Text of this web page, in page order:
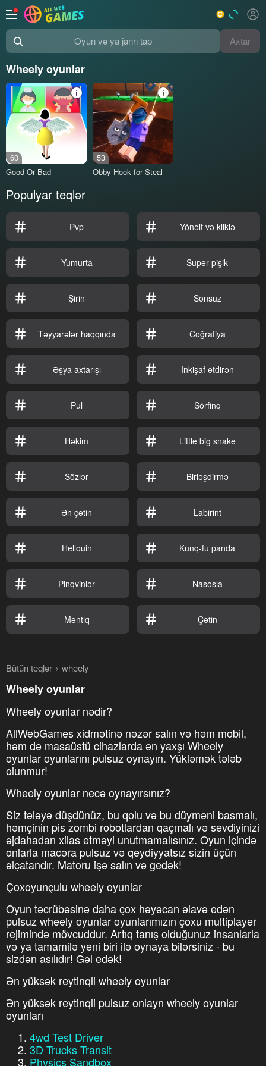
Oyun və ya janrı tap Axtar
Wheely oyunlar
60
Good Or Bad
53
Obby Hook for Steal
Populyar teqlər
Pvp Yönəlt və kliklə
Yumurta Super pişik
Şirin Sonsuz
Təyyarələr haqqında Coğrafiya
Əşya axtarışı Inkişaf etdirən
Pul Sörfinq
Həkim Little big snake
Sözlər Birləşdirmə
Ən çətin Labirint
Hellouin Kunq-fu panda
Pinqvinlər Nasosla
Məntiq Çətin
Bütün teqlər wheely
Wheely oyunlar
Wheely oyunlar nədir?
AllWebGames xidmətinə nəzər salın və həm mobil,
həm də masaüstü cihazlarda ən yaxşı Wheely
oyunlar oyunlarını pulsuz oynayın. Yükləmək tələb
olunmur!
Wheely oyunlar necə oynayırsınız?
Siz tələyə düşdünüz, bu qolu və bu düyməni basmalı,
həmçinin pis zombi robotlardan qaçmalı və sevdiyinizi
əjdahadan xilas etməyi unutmamalısınız. Oyun içində
onlarla macəra pulsuz və qeydiyyatsız sizin üçün
əlçatandır. Matoru işə salın və gedək!
Çoxoyunçulu wheely oyunlar
Oyun təcrübəsinə daha çox həyəcan əlavə edən
pulsuz wheely oyunlar oyunlarımızın çoxu multiplayer
rejimində mövcuddur. Artıq tanış olduğunuz insanlarla
və ya tamamilə yeni biri ilə oynaya bilərsiniz - bu
sizdən asılıdır! Gəl edək!
Ən yüksək reytinqli wheely oyunlar
Ən yüksək reytinqli pulsuz onlayn wheely oyunlar
oyunları
4wd Test Driver
3D Trucks Transit
Physics Sandbox